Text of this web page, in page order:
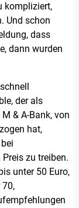
kompliziert,
Und schon
dass
dann wurden
der als
& A-Bank, von
hat,
zu treiben.
unter 50 Euro,